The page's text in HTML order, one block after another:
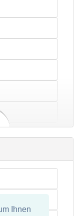
Ihnen